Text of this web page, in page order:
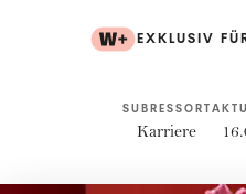
EXKLUSIV
SUBRESSORT
Karriere